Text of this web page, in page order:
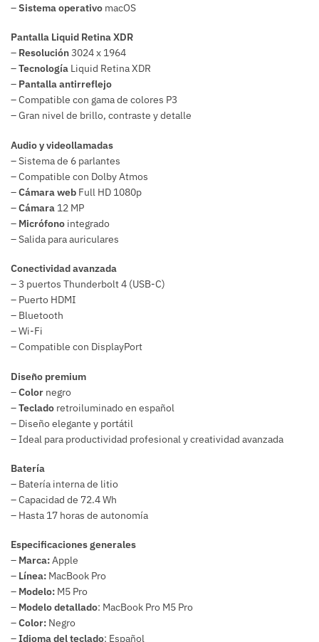
–Sistema operativo macOS
Pantalla Liquid Retina XDR
– Resolución3024 x 1964
–Tecnología Liquid Retina XDR
– Pantalla antirreflejo
– Compatible con gama de colores P3
– Gran nivel de brillo, contraste y detalle
Audio y videollamadas
– Sistema de 6 parlantes
– Compatible con Dolby Atmos
–Cámara web Full HD 1080p
–Cámara 12 MP
– Micrófono integrado
– Salida para auriculares
Conectividad avanzada
– 3 puertos Thunderbolt 4 (USB-C)
– Puerto HDMI
– Bluetooth
– Wi-Fi
– Compatible con DisplayPort
Diseño premium
–Color negro
–Teclado retroiluminado en español
– Diseño elegante y portátil
– Ideal para productividad profesional y creatividad avanzada
Batería
– Batería interna de litio
– Capacidad de 72.4 Wh
– Hasta 17 horas de autonomía
Especificaciones generales
– Marca:Apple
– Línea: MacBook Pro
– Modelo: M5 Pro
– Modelo detallado: MacBook Pro M5 Pro
–Color: Negro
–Idioma del teclado: Español